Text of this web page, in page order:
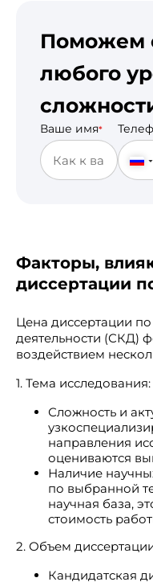
Поможем
любого
Ваше имя*
Факторы,
диссертации
Цена диссертации
деятельности (СКД)
воздействием
1. Тема исследования:
Сложность и
направления
оцениваются
Наличие
по выбранной
научная база,
стоимость
2. Объем
Кандидатская